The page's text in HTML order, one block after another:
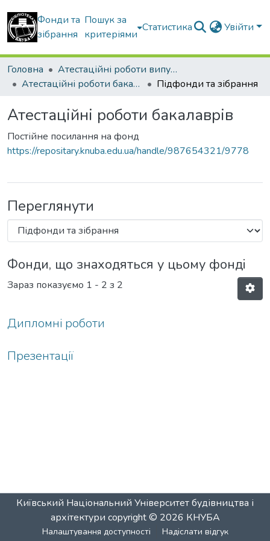
Фонди та
зібрання
Пошук за
критеріями
Статистика Увійти
Головна
Атестаційні роботи випускників
Атестаційні роботи бакалаврів
Підфонди та зібрання
Атестаційні роботи бакалаврів
Постійне посилання на фонд
https://repositary.knuba.edu.ua/handle/987654321/9778
Переглянути
Фонди, що знаходяться у цьому фонді
Зараз показуємо 1 - 2 з 2
Дипломні роботи
Презентації
Київський Національний Університет будівництва і
архітектури copyright © 2026 КНУБА
Налаштування доступності Надіслати відгук